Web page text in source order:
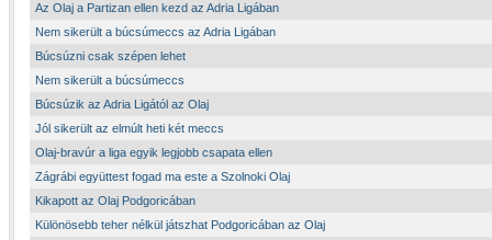
Az Olaj a Partizan ellen kezd az Adria Ligában
Nem sikerült a búcsúmeccs az Adria Ligában
Búcsúzni csak szépen lehet
Nem sikerült a búcsúmeccs
Búcsúzik az Adria Ligától az Olaj
Jól sikerült az elmúlt heti két meccs
Olaj-bravúr a liga egyik legjobb csapata ellen
Zágrábi együttest fogad ma este a Szolnoki Olaj
Kikapott az Olaj Podgoricában
Különösebb teher nélkül játszhat Podgoricában az Olaj